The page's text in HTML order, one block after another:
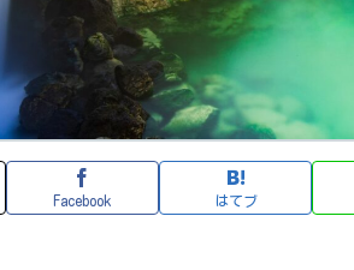
Facebook はてブ